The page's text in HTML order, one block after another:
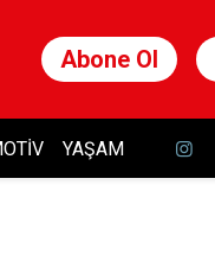
Abone Ol
YAŞAM